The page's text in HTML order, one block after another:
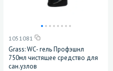
1051081
Grass: WC- гель Профэшнл
750мл чистящее средство для
сан.узлов